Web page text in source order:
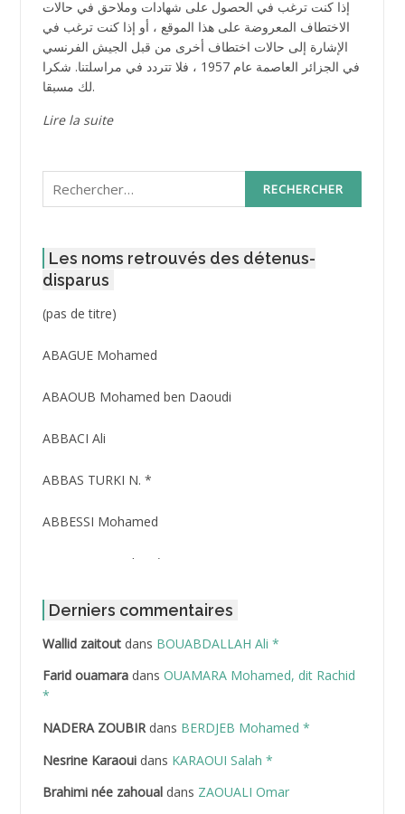
إذا كنت ترغب في الحصول على شهادات وملاحق في حالات
الاختطاف المعروضة على هذا الموقع ، أو إذا كنت ترغب في
الإشارة إلى حالات اختطاف أخرى من قبل الجيش الفرنسي
في الجزائر العاصمة عام 1957 ، فلا تتردد في مراسلتنا. شكرا
لك مسبقا.
Lire la suite
Rechercher :
Les noms retrouvés des détenus-
disparus
(pas de titre)Post
3416
ABAGUE Mohamed
ABAOUB Mohamed ben Daoudi
ABBACI Ali
ABBAS TURKI N. *
ABBESSI Mohamed
ABBOUR Azzedine *
ABDAT Amar
ABDEDDAIM Hamid
ABDELAZIZ Mohamed
ABDELHAFID Lakhdar
Derniers commentaires
Wallid zaitoutdans BOUABDALLAH Ali *
Farid ouamaradans OUAMARA Mohamed, dit Rachid
*
NADERA ZOUBIRdans BERDJEB Mohamed *
Nesrine Karaouidans KARAOUI Salah *
Brahimi née zahoualdans ZAOUALI Omar